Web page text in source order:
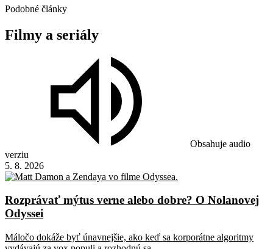
Podobné články
Filmy a seriály
Obsahuje audio
verziu
5. 8. 2026
Rozprávať mýtus verne alebo dobre? O Nolanovej
Odyssei
Máločo dokáže byť únavnejšie, ako keď sa korporátne algoritmy